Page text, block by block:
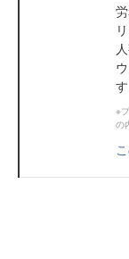
す
※
の